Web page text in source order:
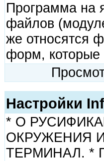
Программа на
файлов
же относятся
форм, которые
Настройки
* О
ОКРУЖЕНИЯ И
ТЕРМИНАЛ. *